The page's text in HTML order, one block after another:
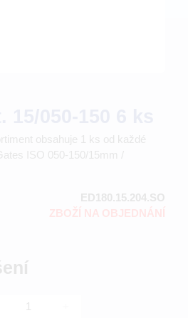
obsahuje 1 ks od každé
ISO 050-150/15mm /
ED180.15.204.SO
ZBOŽÍ NA OBJEDNÁNÍ